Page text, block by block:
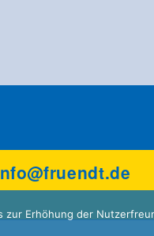
zur Erhöhung der